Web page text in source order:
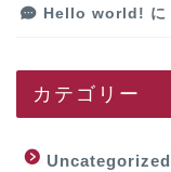
Hello world! に
カテゴリー
Uncategorized